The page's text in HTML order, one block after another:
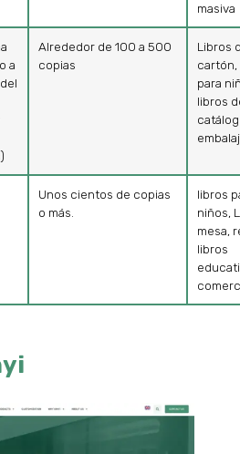
masiva
a
Alrededor de 100 a 500
copias
Libros
cartón,
para
libros
Unos cientos de copias
o más.
libros
niños,
mesa,
libros